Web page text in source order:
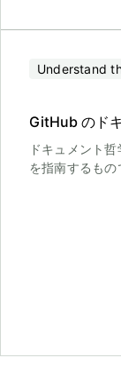
Understand
GitHub のド
ドキュメント
を指南するもの